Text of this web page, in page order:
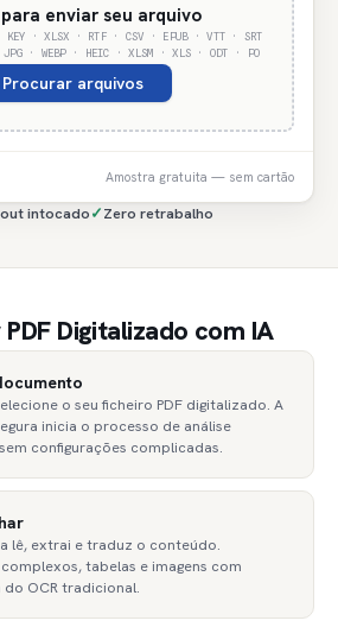
enviar seu arquivo
KEY · XLSX · RTF · CSV · EPUB · VTT · SRT
· WEBP · HEIC · XLSM · XLS · ODT · PO
Procurar arquivos
Amostra gratuita — sem cartão
intocado✓Zero retrabalho
Digitalizado com IA
o seu ficheiro PDF digitalizado. A
inicia o processo de análise
configurações complicadas.
lê, extrai e traduz o conteúdo.
tabelas e imagens com
OCR tradicional.